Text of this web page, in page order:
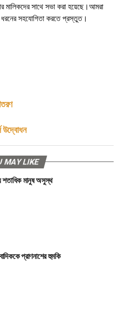
মালিকদের সাথে সভা করা হয়েছে।আমরা
সহযোগিতা করতে প্রস্তুত।
উদ্বোধন
MAY LIKE
শতাধিক মানুষ অসুস্থ
প্রাণনাশের হুমকি